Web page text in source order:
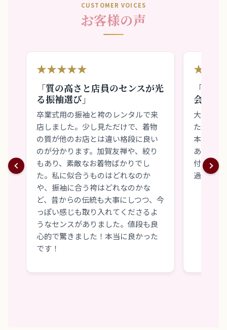
CUSTOMER VOICES
お客様の声
★★★★★
「質の高さと店員のセンスが光
る振袖選び」
卒業式用の振袖と袴のレンタルで来
店しました。少し見ただけで、着物
の質が他のお店とは違い格段に良い
のが分かります。加賀友禅や、絞り
もあり、素敵なお着物ばかりでし
た。私に似合うものはどれなのか
や、振袖に合う袴はどれなのかな
ど、昔からの伝統も大事にしつつ、今
っぽい感じも取り入れてくださるよ
うなセンスがありました。値段も良
心的で驚きました！本当に良かった
です！
「周
会えま
大学の卒
た。他の
本振袖と
あり、友
付けも苦
過ごせま